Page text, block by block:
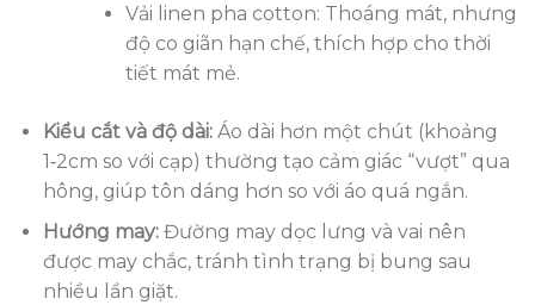
Vải linen pha cotton: Thoáng mát, nhưng
độ co giãn hạn chế, thích hợp cho thời
tiết mát mẻ.
Kiểu cắt và độ dài:Áo dài hơn một chút (khoảng
1‑2cm so với cạp) thường tạo cảm giác “vượt” qua
hông, giúp tôn dáng hơn so với áo quá ngắn.
Hướng may:Đường may dọc lưng và vai nên
được may chắc, tránh tình trạng bị bung sau
nhiều lần giặt.